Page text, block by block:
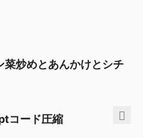
菜炒めとあんかけとシチ
コード圧縮